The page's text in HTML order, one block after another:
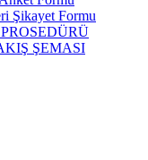
Şikayet Formu
ŞEMASI